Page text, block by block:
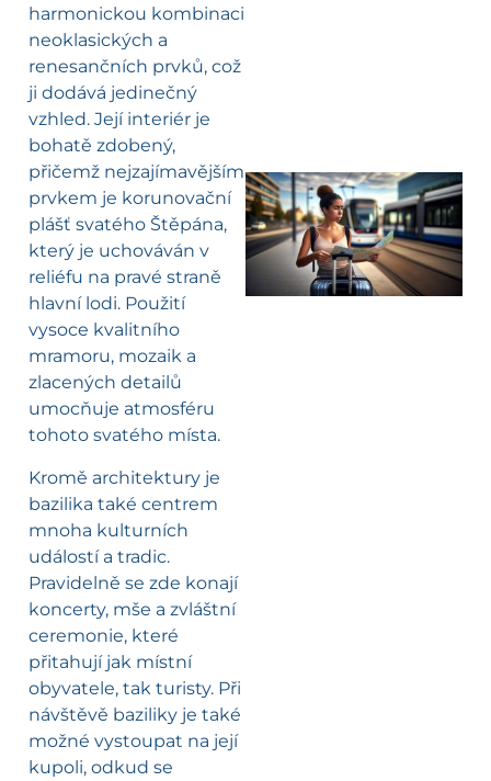
harmonickou kombinaci
neoklasických a
renesančních prvků, což
ji dodává jedinečný
vzhled. Její interiér je
bohatě zdobený,
přičemž nejzajímavějším
prvkem je korunovační
plášť svatého Štěpána,
který je uchováván v
reliéfu na pravé straně
hlavní lodi. Použití
vysoce kvalitního
mramoru, mozaik a
zlacených detailů
umocňuje atmosféru
tohoto svatého místa.
Kromě architektury je
bazilika také centrem
mnoha kulturních
událostí a tradic.
Pravidelně se zde konají
koncerty, mše a zvláštní
ceremonie, které
přitahují jak místní
obyvatele, tak turisty. Při
návštěvě baziliky je také
možné vystoupat na její
kupoli, odkud se